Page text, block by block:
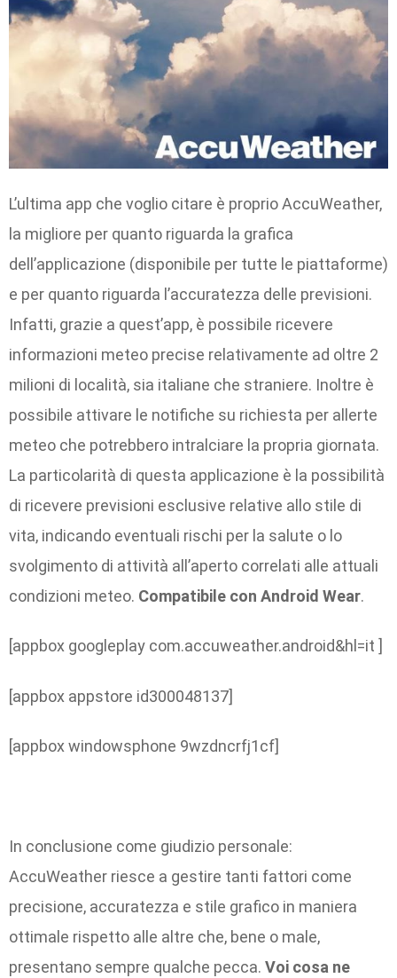
L’ultima app che voglio citare è proprio AccuWeather,
la migliore per quanto riguarda la grafica
dell’applicazione (disponibile per tutte le piattaforme)
e per quanto riguarda l’accuratezza delle previsioni.
Infatti, grazie a quest’app, è possibile ricevere
informazioni meteo precise relativamente ad oltre 2
milioni di località, sia italiane che straniere. Inoltre è
possibile attivare le notifiche su richiesta per allerte
meteo che potrebbero intralciare la propria giornata.
La particolarità di questa applicazione è la possibilità
di ricevere previsioni esclusive relative allo stile di
vita, indicando eventuali rischi per la salute o lo
svolgimento di attività all’aperto correlati alle attuali
condizioni meteo. Compatibile con Android Wear.
[appbox googleplay com.accuweather.android&hl=it ]
[appbox appstore id300048137]
[appbox windowsphone 9wzdncrfj1cf]
In conclusione come giudizio personale:
AccuWeather riesce a gestire tanti fattori come
precisione, accuratezza e stile grafico in maniera
ottimale rispetto alle altre che, bene o male,
presentano sempre qualche pecca. Voi cosa ne